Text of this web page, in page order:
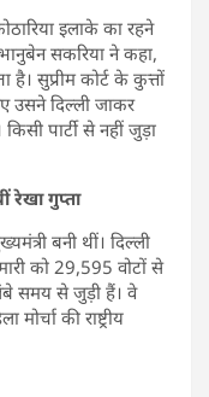
इलाके का रहने
सकरिया ने कहा,
है। सुप्रीम कोर्ट के कुत्तों
दिल्ली जाकर
पार्टी से नहीं जुड़ा
रेखा गुप्ता
बनी थीं। दिल्ली
को 29,595 वोटों से
समय से जुड़ी हैं। वे
की राष्ट्रीय